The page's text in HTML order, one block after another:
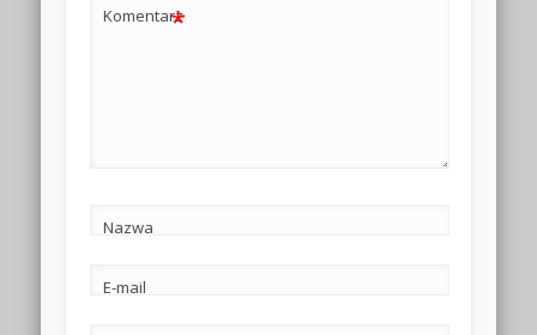
Komentarz
*
Nazwa
E-mail